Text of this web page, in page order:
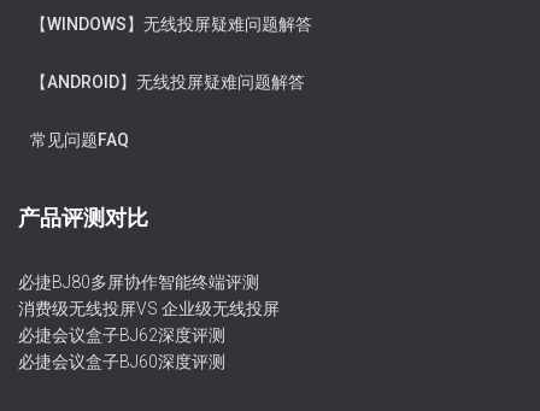
【WINDOWS】无线投屏疑难问题解答
【ANDROID】无线投屏疑难问题解答
常见问题FAQ
产品评测对比
必捷BJ80多屏协作智能终端评测
消费级无线投屏VS 企业级无线投屏
必捷会议盒子BJ62深度评测
必捷会议盒子BJ60深度评测